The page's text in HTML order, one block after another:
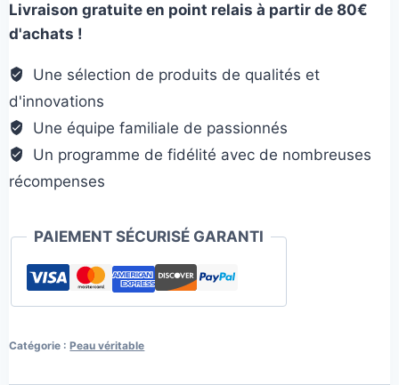
amortisseur
avec
anneau
lapin
Livraison gratuite en point relais à partir de 80€
d'achats !
Une sélection de produits de qualités et
d'innovations
Une équipe familiale de passionnés
Un programme de fidélité avec de nombreuses
récompenses
PAIEMENT SÉCURISÉ GARANTI
Catégorie :Peau véritable